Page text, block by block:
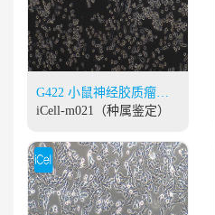
G422 小鼠神经胶质瘤细
胞
iCell-m021（种属鉴定）